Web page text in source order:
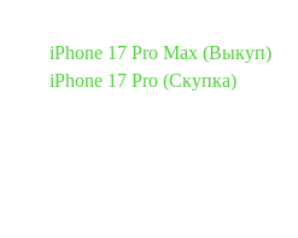
iPhone 17 Pro Max (Выкуп)
iPhone 17 Pro (Скупка)